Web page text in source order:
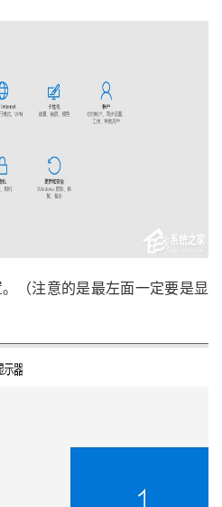
注意的是最左面一定要是显